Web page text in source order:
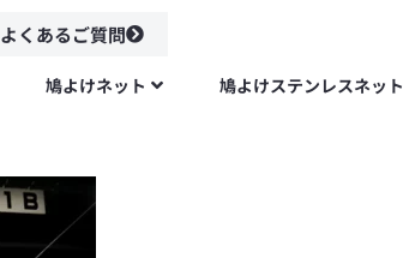
よくあるご質問
鳩よけネット 鳩よけステンレスネット